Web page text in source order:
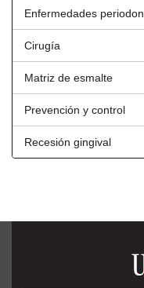
Enfermedades
Cirugía
Matriz de esmalte
Prevención y control
Recesión gingival